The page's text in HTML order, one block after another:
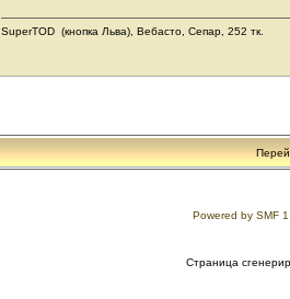
SuperТОD (кнопка Льва), Вебасто, Сепар, 252 тк.
Powered by SMF
Страница